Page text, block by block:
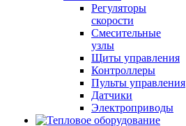
Регуляторы
скорости
Смесительные
узлы
Щиты управления
Контроллеры
Пульты управления
Датчики
Электроприводы